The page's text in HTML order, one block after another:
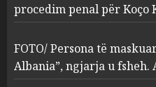
3
procedim penal për Koço
FOTO/ Persona të
Albania”, ngjarja u fsheh.